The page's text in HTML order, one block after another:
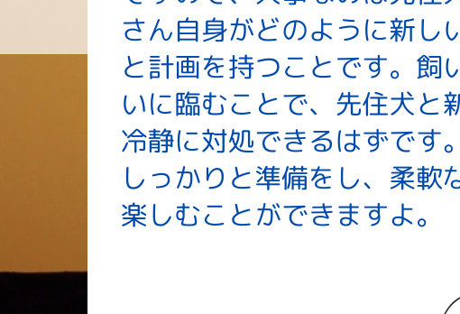
料金設定 プロフィル